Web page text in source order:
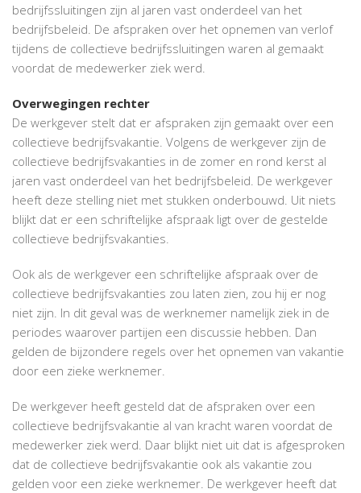
bedrijfssluitingen zijn al jaren vast onderdeel van het
bedrijfsbeleid. De afspraken over het opnemen van verlof
tijdens de collectieve bedrijfssluitingen waren al gemaakt
voordat de medewerker ziek werd.
Overwegingen rechter
De werkgever stelt dat er afspraken zijn gemaakt over een
collectieve bedrijfsvakantie. Volgens de werkgever zijn de
collectieve bedrijfsvakanties in de zomer en rond kerst al
jaren vast onderdeel van het bedrijfsbeleid. De werkgever
heeft deze stelling niet met stukken onderbouwd. Uit niets
blijkt dat er een schriftelijke afspraak ligt over de gestelde
collectieve bedrijfsvakanties.
Ook als de werkgever een schriftelijke afspraak over de
collectieve bedrijfsvakanties zou laten zien, zou hij er nog
niet zijn. In dit geval was de werknemer namelijk ziek in de
periodes waarover partijen een discussie hebben. Dan
gelden de bijzondere regels over het opnemen van vakantie
door een zieke werknemer.
De werkgever heeft gesteld dat de afspraken over een
collectieve bedrijfsvakantie al van kracht waren voordat de
medewerker ziek werd. Daar blijkt niet uit dat is afgesproken
dat de collectieve bedrijfsvakantie ook als vakantie zou
gelden voor een zieke werknemer. De werkgever heeft dat